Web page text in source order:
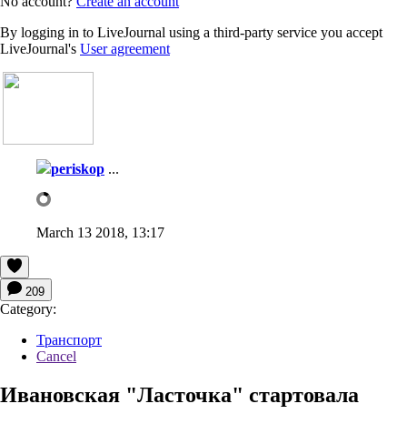
By logging in to LiveJournal using a third-party service you accept
LiveJournal's User agreement
periskop ...
March 13 2018, 13:17
209
Category:
Транспорт
Cancel
Ивановская "Ласточка" стартовала